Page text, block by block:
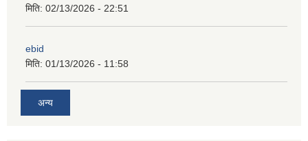
मिति: 02/13/2026 - 22:51
ebid
मिति: 01/13/2026 - 11:58
अन्य